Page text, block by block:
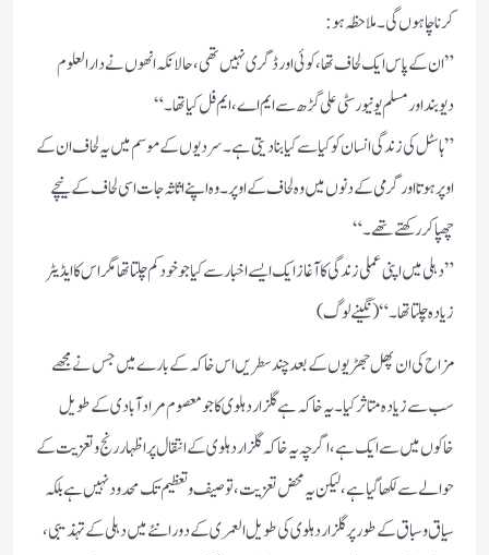
کرنا چاہوں گی۔ملاحظہ ہو:
”ان کے پاس ایک لحاف تھا، کوئی اور ڈگری نہیں تھی، حالانکہ انھوں نے دارالعلوم
دیوبند اور مسلم یونیورسٹی علی گڑھ سے ایم اے، ایم فل کیا تھا۔“
”ہاسٹل کی زندگی انسان کو کیا سے کیا بنادیتی ہے۔ سردیوں کے موسم میں یہ لحاف ان کے
اوپر ہوتا اور گرمی کے دنوں میں وہ لحاف کے اوپر۔ وہ اپنے اثاثہ جات اسی لحاف کے نیچے
چھپا کر رکھتے تھے۔“
”دہلی میں اپنی عملی زندگی کا آغاز ایک ایسے اخبار سے کیا جو خود کم چلتا تھامگر اس کا ایڈیٹر
زیادہ چلتا تھا۔“(نگینے لوگ)
مزاح کی ان پھل جھڑیوں کے بعد چند سطریں اس خاکہ کے بارے میں جس نے مجھے
سب سے زیادہ متاثر کیا۔ یہ خاکہ ہے گلزار دہلوی کا جو معصوم مرادآبادی کے طویل
خاکوں میں سے ایک ہے، اگر چہ یہ خاکہ گلزار دہلوی کے انتقال پر اظہار رنج و تعزیت کے
حوالے سے لکھاگیا ہے، لیکن یہ محض تعزیت، توصیف و تعظیم تک محدودنہیں ہے بلکہ
سیاق و سباق کے طور پر گلزار دہلوی کی طویل العمری کے دورانئے میں دہلی کے تہذیبی،